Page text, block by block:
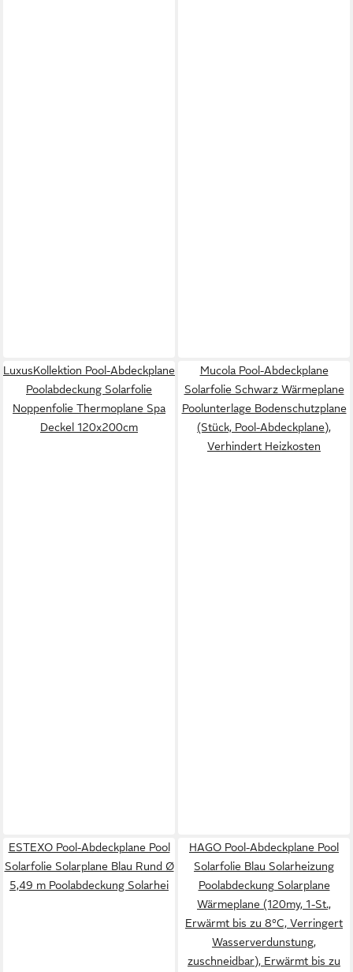
LuxusKollektion Pool-Abdeckplane
Poolabdeckung Solarfolie
Noppenfolie Thermoplane Spa
Deckel 120x200cm
Mucola Pool-Abdeckplane
Solarfolie Schwarz Wärmeplane
Poolunterlage Bodenschutzplane
(Stück, Pool-Abdeckplane),
Verhindert Heizkosten
ESTEXO Pool-Abdeckplane Pool
Solarfolie Solarplane Blau Rund Ø
5,49 m Poolabdeckung Solarhei
HAGO Pool-Abdeckplane Pool
Solarfolie Blau Solarheizung
Poolabdeckung Solarplane
Wärmeplane (120my, 1-St.,
Erwärmt bis zu 8°C, Verringert
Wasserverdunstung,
zuschneidbar), Erwärmt bis zu